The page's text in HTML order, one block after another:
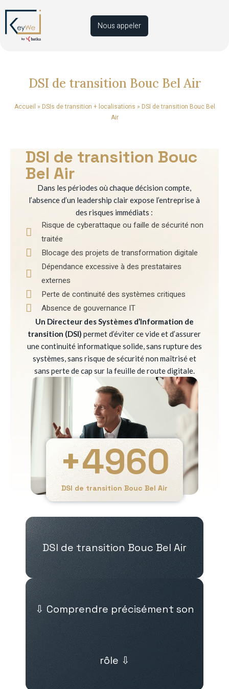
Nous appeler
DSI de transition Bouc Bel Air
Accueil » DSIs de transition + localisations » DSI de transition Bouc Bel
Air
DSI de transition Bouc
Bel Air
Dans les périodes où chaque décision compte,
l’absence d’un leadership clair expose l’entreprise à
des risques immédiats :
Risque de cyberattaque ou faille de sécurité non
traitée
Blocage des projets de transformation digitale
Dépendance excessive à des prestataires
externes
Perte de continuité des systèmes critiques
Absence de gouvernance IT
Un Directeur des Systèmes d’Information de
transition (DSI) permet d’éviter ce vide et d’assurer
une continuité informatique solide, sans rupture des
systèmes, sans risque de sécurité non maîtrisé et
sans perte de cap sur la feuille de route digitale.
DSI de transition Bouc Bel Air
+4960
DSI de transition Bouc Bel Air
⇩ Comprendre précisément son
rôle ⇩